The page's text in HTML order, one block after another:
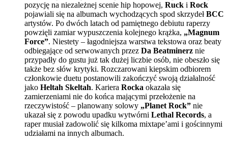
pozycję na niezależnej scenie hip hopowej, Ruck i Rock
pojawiali się na albumach wychodzących spod skrzydełBCC
artystów. Po dwóch latach od pamiętnego debiutu raperzy
powzięli zamiar wypuszczenia kolejnego krążka, „Magnum
Force”. Niestety – łagodniejsza warstwa tekstowa oraz beaty
odbiegające od serwowanych przez Da Beatminerz nie
przypadły do gustu już tak dużej liczbie osób, nie obeszło się
także bez słów krytyki. Rozczarowani kiepskim odbiorem
członkowie duetu postanowili zakończyć swoją działalność
jako Heltah Skeltah. Kariera Rocka okazała się
zamierzeniami nie do końca mającymi przełożenie na
rzeczywistość – planowany solowy „Planet Rock” nie
ukazał się z powodu upadku wytwórni Lethal Records, a
raper musiał zadowolić się kilkoma mixtape’ami i gościnnymi
udziałami na innych albumach.